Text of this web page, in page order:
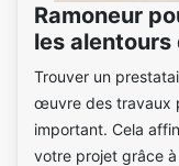
Ramoneur
les alentours
Trouver un
œuvre des travaux
important. Cela
votre projet grâce